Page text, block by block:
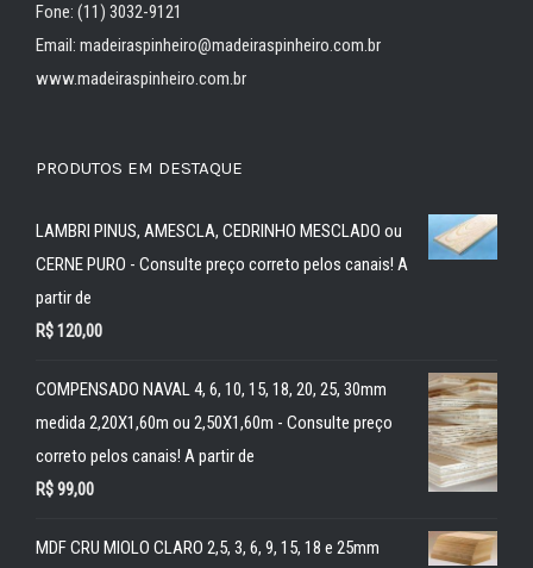
Fone: (11) 3032-9121
Email: madeiraspinheiro@madeiraspinheiro.com.br
www.madeiraspinheiro.com.br
PRODUTOS EM DESTAQUE
LAMBRI PINUS, AMESCLA, CEDRINHO MESCLADO ou
CERNE PURO - Consulte preço correto pelos canais! A
partir de
R$120,00
COMPENSADO NAVAL 4, 6, 10, 15, 18, 20, 25, 30mm
medida 2,20X1,60m ou 2,50X1,60m - Consulte preço
correto pelos canais! A partir de
R$99,00
MDF CRU MIOLO CLARO 2,5, 3, 6, 9, 15, 18 e 25mm